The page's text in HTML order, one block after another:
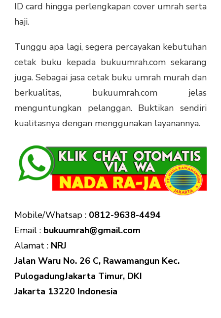
ID card hingga perlengkapan cover umrah serta
haji.
Tunggu apa lagi, segera percayakan kebutuhan
cetak buku kepada bukuumrah.com sekarang
juga. Sebagai jasa cetak buku umrah murah dan
berkualitas, bukuumrah.com jelas
menguntungkan pelanggan. Buktikan sendiri
kualitasnya dengan menggunakan layanannya.
Mobile/Whatsap : 0812-9638-4494
Email : bukuumrah@gmail.com
Alamat : NRJ
Jalan Waru No. 26 C, Rawamangun Kec.
PulogadungJakarta Timur, DKI
Jakarta 13220 Indonesia